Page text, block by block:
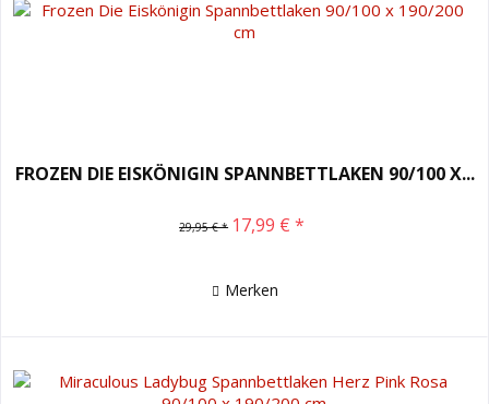
FROZEN DIE EISKÖNIGIN SPANNBETTLAKEN 90/100 X...
29,95 € * 17,99 € *
Merken